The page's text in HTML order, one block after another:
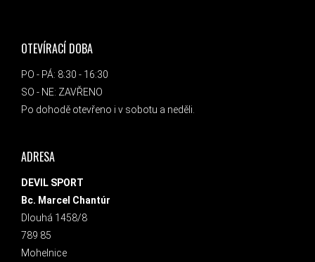
OTEVÍRACÍ DOBA
PO - PÁ: 8:30 - 16:30
SO - NE: ZAVŘENO
Po dohodě otevřeno i v sobotu a neděli.
ADRESA
DEVIL SPORT
Bc. Marcel Chantúr
Dlouhá 1458/8
789 85
Mohelnice